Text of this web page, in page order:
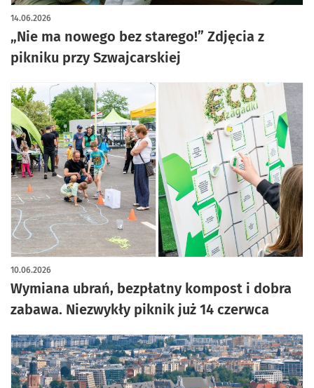
„Nie ma nowego bez starego!” Zdjęcia z
pikniku przy Szwajcarskiej
14.06.2026
artykuł z galerią zdjęć
Wymiana ubrań, bezpłatny kompost i dobra
zabawa. Niezwykły piknik już 14 czerwca
10.06.2026